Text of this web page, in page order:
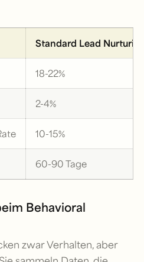
Standard Lead
18-22%
2-4%
10-15%
60-90 Tage
Behavioral
zwar Verhalten, aber